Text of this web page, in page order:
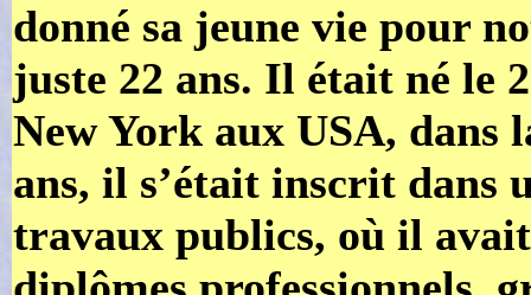
donné sa jeune vie pour
juste 22 ans. Il était né le
New York aux USA, dans
ans, il s’était inscrit dans
travaux publics, où il